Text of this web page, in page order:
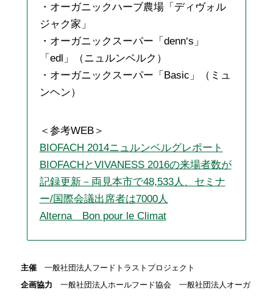
・オーガニックハーブ農場「ディヴォル
ジャク家」
・オーガニックスーパー「denn‘s」
「edl」（ニュルンベルク）
・オーガニックスーパー「Basic」（ミュ
ンヘン）
＜参考WEB＞
BIOFACH 2014ニュルンベルグレポート
BIOFACHとVIVANESS 2016の来場者数が
記録更新－両見本市で48,533人、セミナ
ー/国際会議出席者は7000人
Alterna Bon pour le Climat
主催 一般社団法人フードトラストプロジェクト
企画協力 一般社団法人ホールフード協会 一般社団法人オーガ